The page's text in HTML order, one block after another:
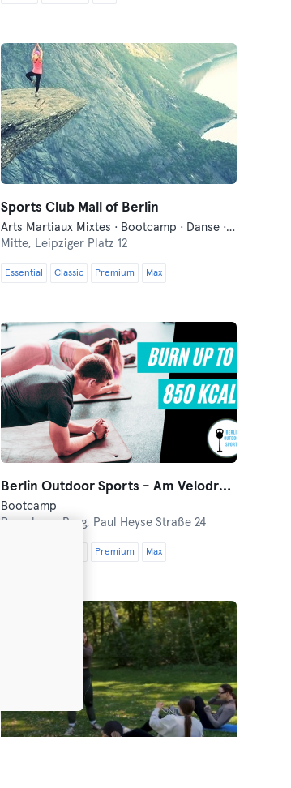
Sports Club Mall of Berlin
Arts Martiaux Mixtes · Bootcamp · Danse · Fitness · Functional Training · Yoga
Mitte, Leipziger Platz 12
Essential Classic Premium Max
Berlin Outdoor Sports - Am Velodrom
Bootcamp
Prenzlauer Berg, Paul Heyse Straße 24
Premium Max